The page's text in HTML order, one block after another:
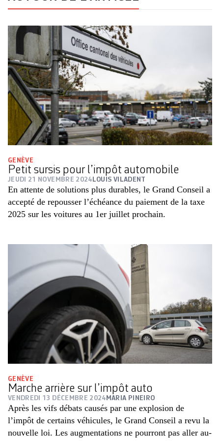
GENÈVE
Petit sursis pour l’impôt automobile
JEUDI 21 NOVEMBRE 2024 LOUIS VILADENT
En attente de solutions plus durables, le Grand Conseil a
accepté de repousser l’échéance du paiement de la taxe
2025 sur les voitures au 1er juillet prochain.
GENÈVE
Marche arrière sur l’impôt auto
VENDREDI 13 DÉCEMBRE 2024 MARIA PINEIRO
Après les vifs débats causés par une explosion de
l’impôt de certains véhicules, le Grand Conseil a revu la
nouvelle loi. Les augmentations ne pourront pas aller au-